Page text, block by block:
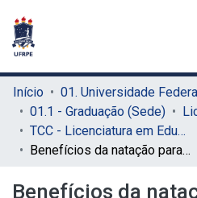
Início
01.1 - Graduação (Sede)
TCC - Licenciatura em Educação Física (Sede)
Benefícios da natação para crianças com transtorno do espectro autista
Benefícios da